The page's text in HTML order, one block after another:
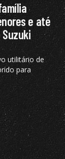
e até
utilitário de
para
semelhante